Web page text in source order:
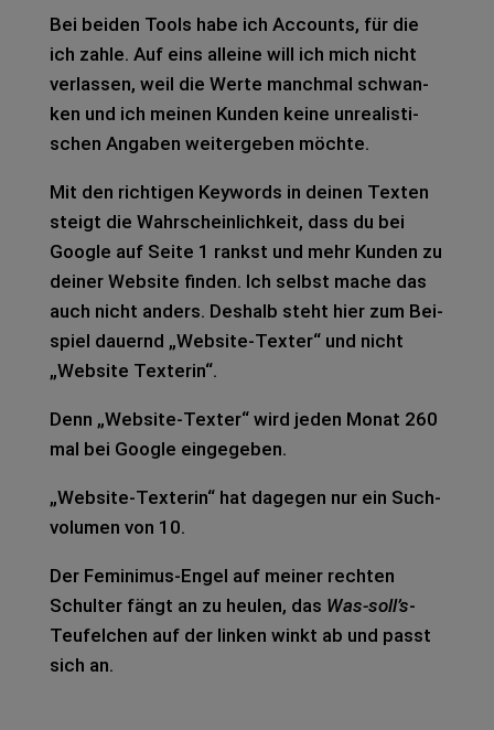
Bei bei­den Tools habe ich Accounts, für die
ich zahle. Auf eins allei­ne will ich mich nicht
ver­las­sen, weil die Werte manch­mal schwan­
ken und ich mei­nen Kun­den keine unrea­lis­ti­
schen Anga­ben wei­ter­ge­ben möch­te.
Mit den rich­ti­gen Key­words in dei­nen Tex­ten
steigt die Wahr­schein­lich­keit, dass du bei
Goog­le auf Seite 1 rankst und mehr Kun­den zu
dei­ner Web­site fin­den. Ich selbst mache das
auch nicht anders. Des­halb steht hier zum Bei­
spiel dau­ernd „Web­site-Tex­ter“ und nicht
„Web­site Tex­te­rin“.
Denn „Web­site-Tex­ter“ wird jeden Monat 260
mal bei Goog­le ein­ge­ge­ben.
„Web­site-Tex­te­rin“ hat dage­gen nur ein Such­
vo­lu­men von 10.
Der Femi­ni­mus-Engel auf mei­ner rech­ten
Schul­ter fängt an zu heu­len, das Was-soll’s-
Teu­fel­chen auf der lin­ken winkt ab und passt
sich an.